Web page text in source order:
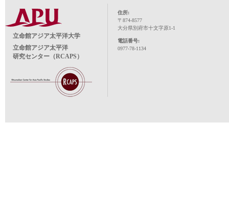
立命館アジア太平洋大学
立命館アジア太平洋
研究センター（RCAPS）
住所:
〒874-8577
大分県別府市十文字原1-1
電話番号:
0977-78-1134